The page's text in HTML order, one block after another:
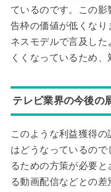
ているのです。この
告枠の価値が低くな
ネスモデルで言及し
くくなっているため、
テレビ業界の今後の
このような利益獲得
はどうなっているの
るための方策が必要
る動画配信などとの